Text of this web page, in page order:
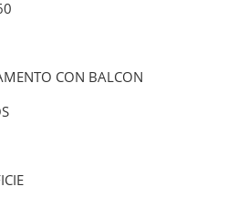
CON BALCON